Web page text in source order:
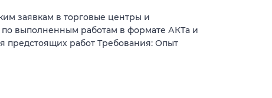
заявкам в торговые центры и
выполненным работам в формате АКТа и
предстоящих работ Требования: Опыт